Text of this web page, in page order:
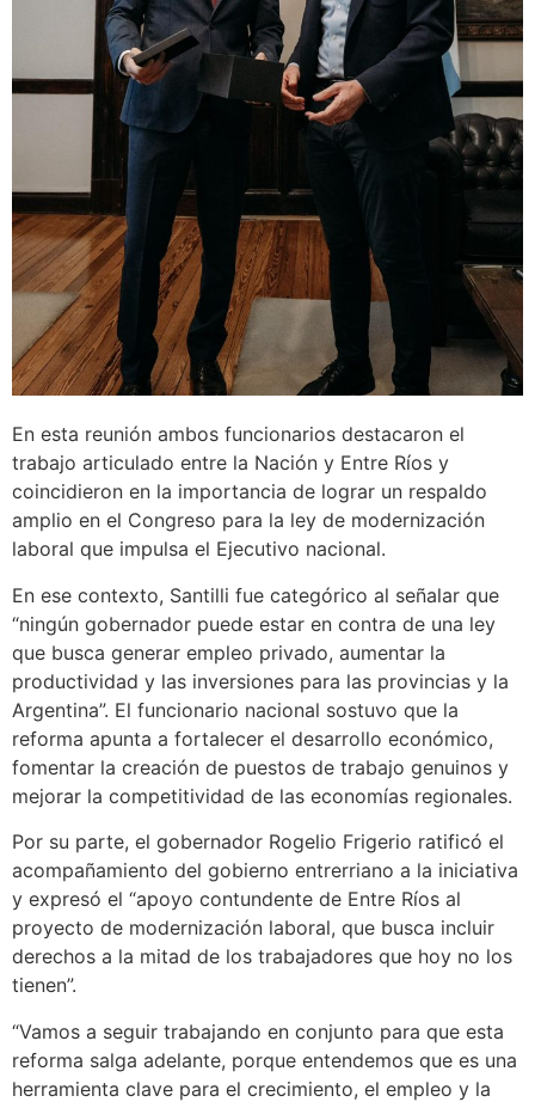
En esta reunión ambos funcionarios destacaron el
trabajo articulado entre la Nación y Entre Ríos y
coincidieron en la importancia de lograr un respaldo
amplio en el Congreso para la ley de modernización
laboral que impulsa el Ejecutivo nacional.
En ese contexto, Santilli fue categórico al señalar que
“ningún gobernador puede estar en contra de una ley
que busca generar empleo privado, aumentar la
productividad y las inversiones para las provincias y la
Argentina”. El funcionario nacional sostuvo que la
reforma apunta a fortalecer el desarrollo económico,
fomentar la creación de puestos de trabajo genuinos y
mejorar la competitividad de las economías regionales.
Por su parte, el gobernador Rogelio Frigerio ratificó el
acompañamiento del gobierno entrerriano a la iniciativa
y expresó el “apoyo contundente de Entre Ríos al
proyecto de modernización laboral, que busca incluir
derechos a la mitad de los trabajadores que hoy no los
tienen”.
“Vamos a seguir trabajando en conjunto para que esta
reforma salga adelante, porque entendemos que es una
herramienta clave para el crecimiento, el empleo y la